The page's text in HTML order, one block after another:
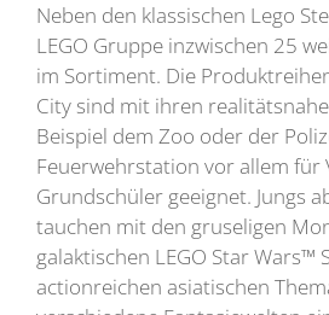
Neben den klassischen Lego
LEGO Gruppe inzwischen 25
im Sortiment. Die
City sind mit ihren
Beispiel dem Zoo oder der
Feuerwehrstation vor allem für
Grundschüler geeignet. Jungs
tauchen mit den gruseligen
galaktischen LEGO Star Wars™
actionreichen asiatischen